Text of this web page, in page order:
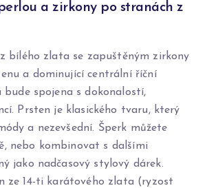
a zirkony po stranách z
bílého zlata se zapuštěným zirkony
a dominující centrální říční
bude spojena s dokonalostí,
Prsten je klasického tvaru, který
a nezevšední. Šperk můžete
nebo kombinovat s dalšími
jako nadčasový stylový dárek.
ze 14-ti karátového zlata (ryzost